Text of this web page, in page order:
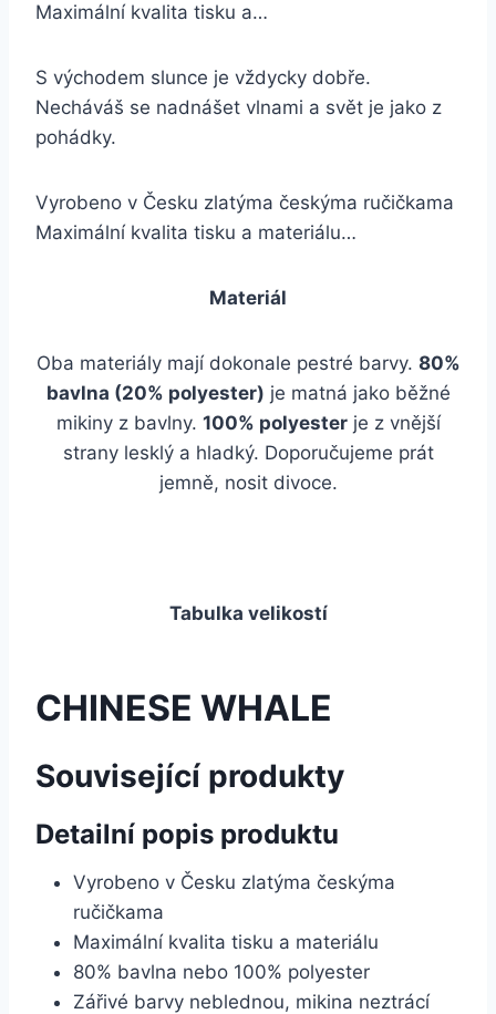
Maximální kvalita tisku a…
S východem slunce je vždycky dobře.
Necháváš se nadnášet vlnami a svět je jako z
pohádky.
Vyrobeno v Česku zlatýma českýma ručičkama
Maximální kvalita tisku a materiálu…
Materiál
Oba materiály mají dokonale pestré barvy. 80%
bavlna (20% polyester) je matná jako běžné
mikiny z bavlny. 100% polyesterje z vnější
strany lesklý a hladký. Doporučujeme prát
jemně, nosit divoce.
Tabulka velikostí
CHINESE WHALE
Související produkty
Detailní popis produktu
Vyrobeno v Česku zlatýma českýma
ručičkama
Maximální kvalita tisku a materiálu
80% bavlna nebo 100% polyester
Zářivé barvy neblednou, mikina neztrácí